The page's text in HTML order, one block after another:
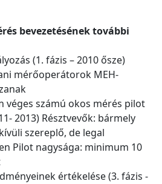
bevezetésének további
(1. fázis – 2010 ősze)
mérőoperátorok MEH‐
véges számú okos mérés pilot
2013) Résztvevők: bármely
szereplő, de legal
Pilot nagysága: minimum 10
értékelése (3. fázis ‐